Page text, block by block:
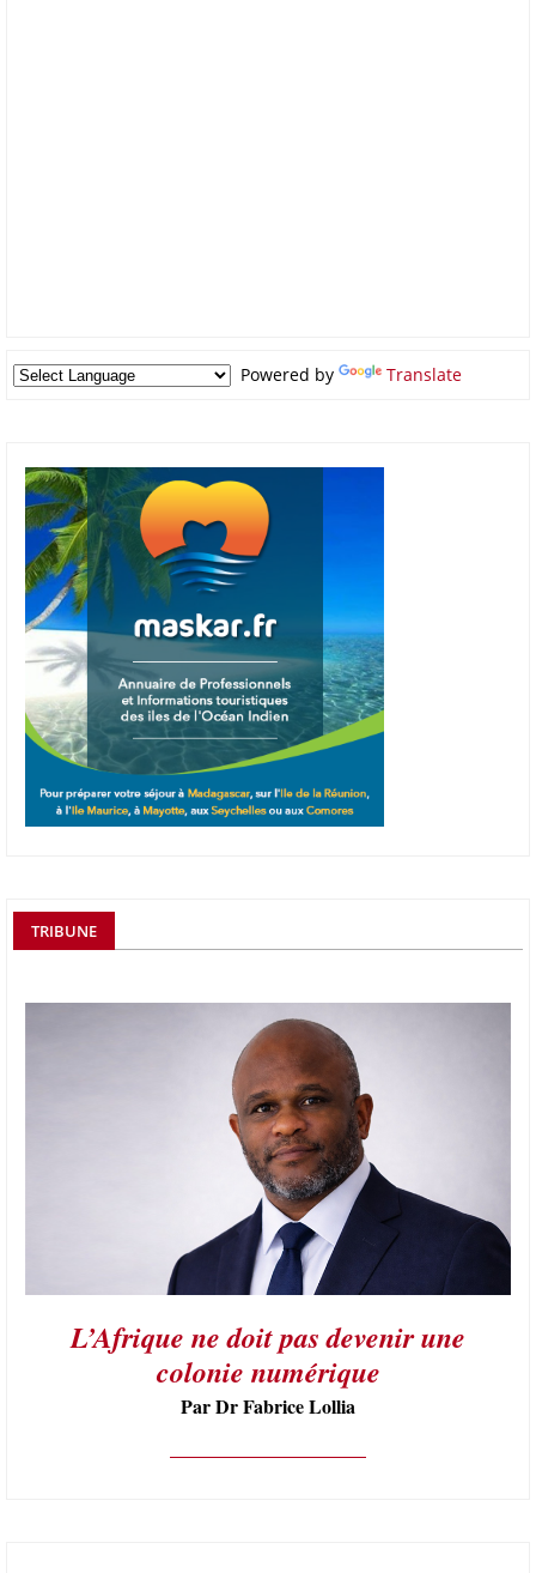
Powered by Translate
TRIBUNE
L’Afrique ne doit pas devenir une
colonie numérique
Par Dr Fabrice Lollia